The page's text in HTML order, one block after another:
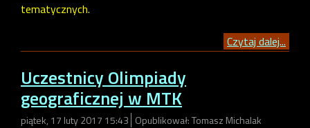
tematycznych.
Czytaj dalej...
Uczestnicy Olimpiady
geograficznej w MTK
piątek, 17 luty 2017 15:43 Opublikował: Tomasz Michalak